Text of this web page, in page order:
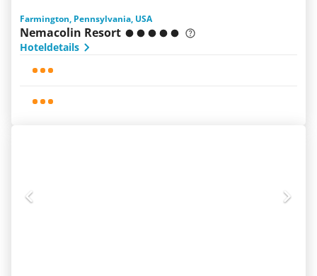
Farmington, Pennsylvania, USA
Nemacolin Resort
Hoteldetails